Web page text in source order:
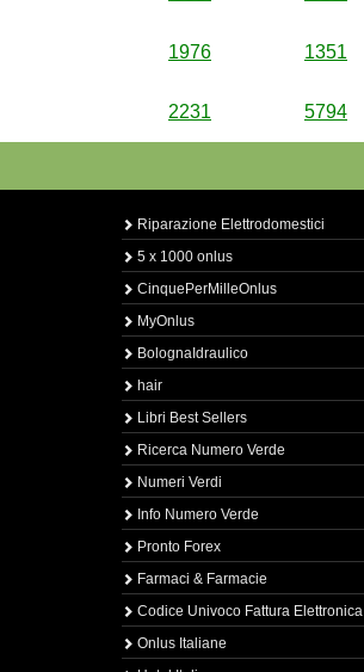
1976 1351
2231 5794
Riparazione Elettrodomestici
5 x 1000 onlus
CinquePerMilleOnlus
MyOnlus
BolognaIdraulico
hair
Libri Best Sellers
Ricerca Numero Verde
Numeri Verdi
Info Numero Verde
Pronto Forex
Farmaci & Farmacie
Codice Univoco Fattura Elettronica
Onlus Italiane